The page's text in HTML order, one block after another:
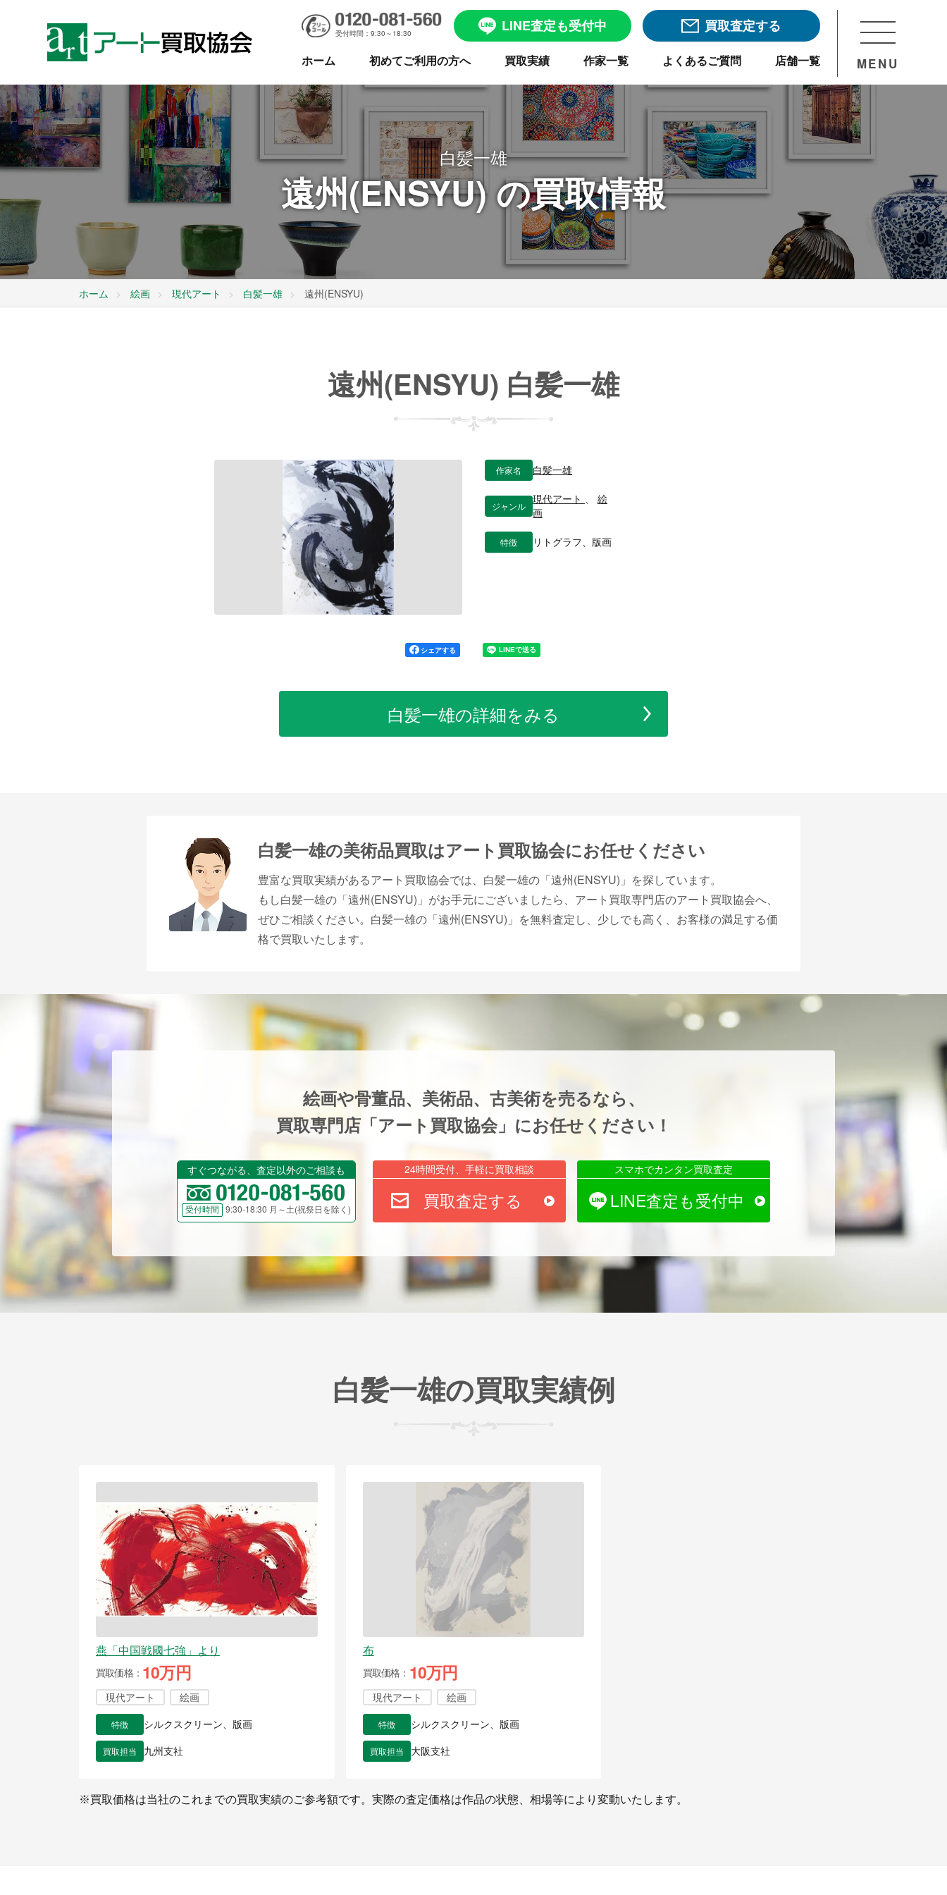
受付時間：9:30～18:30 LINE査定も受付中 買取査定する
ホーム 初めてご利用の方へ 買取実績 作家一覧 よくあるご質問 店舗一覧 MENU
白髪一雄
遠州(ENSYU) の買取情報
ホーム 絵画 現代アート 白髪一雄 遠州(ENSYU)
遠州(ENSYU) 白髪一雄
作家名 白髪一雄
ジャンル
現代アート
絵
画
特徴 リトグラフ、版画
シェアする
白髪一雄の詳細をみる
白髪一雄の美術品買取はアート買取協会にお任せください
豊富な買取実績があるアート買取協会では、白髪一雄の「遠州(ENSYU)」を探しています。
もし白髪一雄の「遠州(ENSYU)」がお手元にございましたら、アート買取専門店のアート買取協会へ、
ぜひご相談ください。白髪一雄の「遠州(ENSYU)」を無料査定し、少しでも高く、お客様の満足する価
格で買取いたします。
絵画や骨董品、美術品、古美術を売るなら、
買取専門店「アート買取協会」にお任せください！
すぐつながる、査定以外のご相談も
受付時間 9:30-18:30 月～土(祝祭日を除く)
24時間受付、手軽に買取相談
買取査定する
スマホでカンタン買取査定
LINE査定も受付中
白髪一雄の買取実績例
燕「中国戦國七強」より
買取価格 10万円
現代アート 絵画
特徴 シルクスクリーン、版画
買取担当 九州支社
布
買取価格 10万円
現代アート 絵画
特徴 シルクスクリーン、版画
買取担当 大阪支社
※買取価格は当社のこれまでの買取実績のご参考額です。実際の査定価格は作品の状態、相場等により変動いたします。